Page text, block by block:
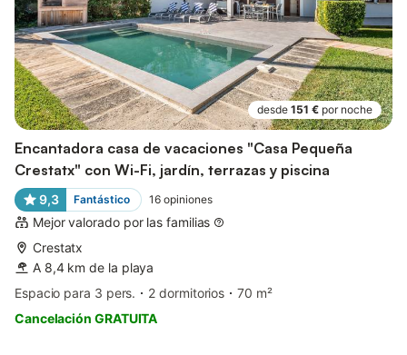
desde 151 € por noche
Encantadora casa de vacaciones "Casa Pequeña
Crestatx" con Wi-Fi, jardín, terrazas y piscina
9,3 Fantástico 16 opiniones
Mejor valorado por las familias
Crestatx
A 8,4 km de la playa
Espacio para 3 pers.
2 dormitorios
70 m²
Cancelación GRATUITA